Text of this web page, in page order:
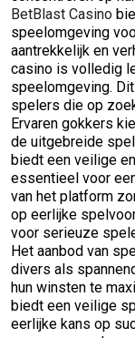
BetBlast Casino
speelomgeving
aantrekkelijk en
casino is volledig
speelomgeving.
spelers die op
Ervaren gokkers
de uitgebreide
biedt een veilige
essentieel voor
van het platform
op eerlijke
voor serieuze
Het aanbod van
divers als
hun winsten te
biedt een veilige
eerlijke kans op